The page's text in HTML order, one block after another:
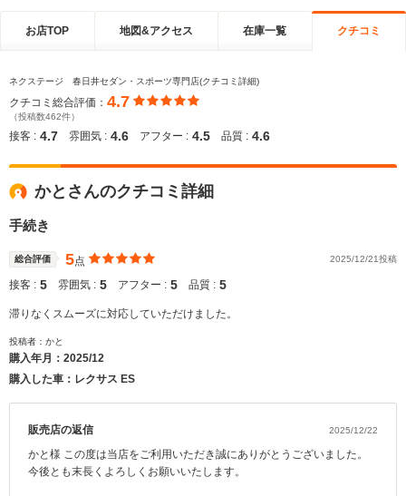
お店TOP 地図&アクセス 在庫一覧 クチコミ
ネクステージ 春日井セダン・スポーツ専門店(クチコミ詳細)
クチコミ総合評価： 4.7
（投稿数462件）
接客 : 4.7 雰囲気 : 4.6 アフター : 4.5 品質 : 4.6
かとさんのクチコミ詳細
手続き
総合評価 5点 2025/12/21投稿
接客 : 5 雰囲気 : 5 アフター : 5 品質 : 5
滞りなくスムーズに対応していただけました。
投稿者：かと
購入年月： 2025/12
購入した車：レクサス ES
販売店の返信 2025/12/22
かと様 この度は当店をご利用いただき誠にありがとうございました。
今後とも末長くよろしくお願いいたします。